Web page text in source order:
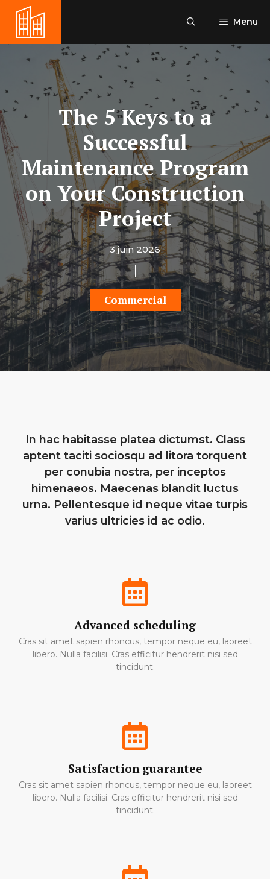
contenu
Menu
The 5 Keys to a
Successful
Maintenance Program
on Your Construction
Project
3 juin 2026
Commercial
In hac habitasse platea dictumst. Class
aptent taciti sociosqu ad litora torquent
per conubia nostra, per inceptos
himenaeos. Maecenas blandit luctus
urna. Pellentesque id neque vitae turpis
varius ultricies id ac odio.
Advanced scheduling
Cras sit amet sapien rhoncus, tempor neque eu, laoreet
libero. Nulla facilisi. Cras efficitur hendrerit nisi sed
tincidunt.
Satisfaction guarantee
Cras sit amet sapien rhoncus, tempor neque eu, laoreet
libero. Nulla facilisi. Cras efficitur hendrerit nisi sed
tincidunt.